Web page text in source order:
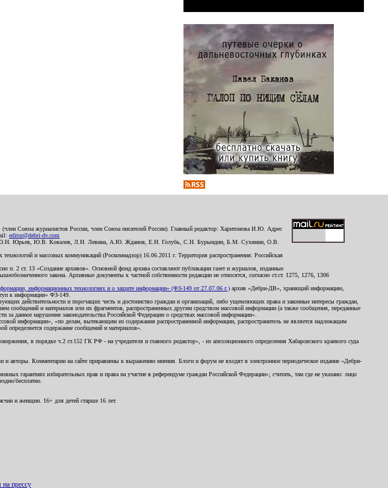
Союза журналистов России, член Союза писателей России). Главный редактор: Харитонова И.Ю. Адрес
editor@debri-dv.com
Ю.Н. Юрьев, Ю.В. Ковалев, Л.Н. Левина, А.Ю. Жданов, Е.Н. Голубь, С.Н. Бурындин, Б.М. Сухинин, О.В.
и массовых коммуникаций (Роскомнадзор) 16.06.2011 г. Территория распространения: Российская
п. 2 ст. 13 «Создание архивов». Основной фонд архива составляют публикации газет и журналов, изданные
закона. Архивные документы к частной собственности редакции не относятся, согласно ст.ст. 1275, 1276, 1306
информационных технологиях и о защите информации» (ФЗ-149 от 27.07.06 г.) архив «Дебри-ДВ», хранящий информацию,
к информации» ФЗ-149.
действительности и порочащих честь и достоинство граждан и организаций, либо ущемляющих права и законные интересы граждан,
сообщений и материалов или их фрагментов, распространенных другим средством массовой информации (а также сообщения, переданные
данное нарушение законодательства Российской Федерации о средствах массовой информации».
информации», «по делам, вытекающим из содержания распространенной информации, распространитель не является надлежащим
определяется содержание сообщений и материалов».
в порядке ч.2 ст.152 ГК РФ - на учредителя и главного редактор», - из апелляционного определения Хабаровского краевого суда
и авторы. Комментарии на сайте приравнены к выражению мнения. Блоги и форум не входят в электронное периодическое издание «Дебри-
гарантиях избирательных прав и права на участие в референдуме граждан Российской Федерации»; считать, там где не указано: лицо
бесплатно.
и женщин. 16+ для детей старше 16 лет.